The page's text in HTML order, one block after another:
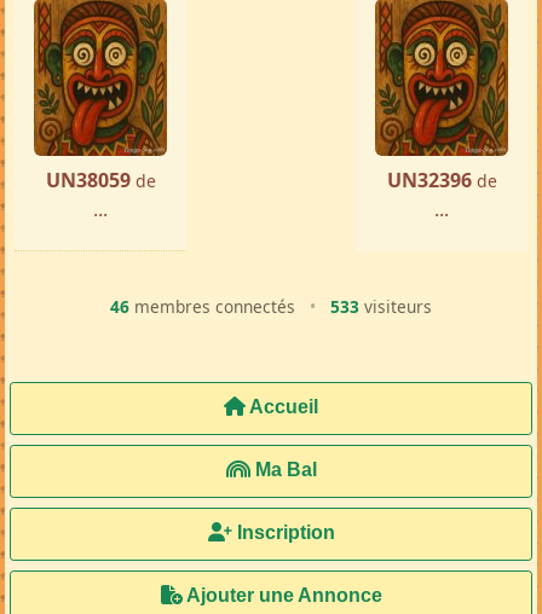
UN38059 de
...
UN32396 de
...
46 membres connectés • 533 visiteurs
Accueil
Ma Bal
Inscription
Ajouter une Annonce